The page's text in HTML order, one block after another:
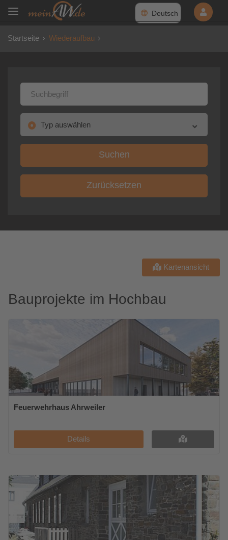
Deutsch
Startseite Wiederaufbau
Suchen
Zurücksetzen
Kartenansicht
Bauprojekte im Hochbau
Feuerwehrhaus Ahrweiler
Details